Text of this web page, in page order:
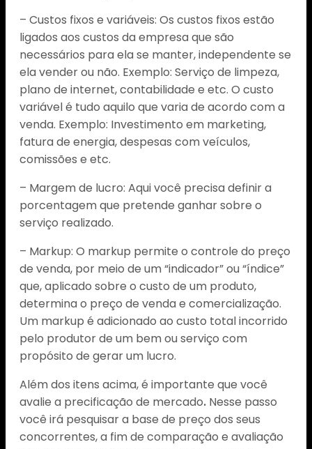
– Custos fixos e variáveis: Os custos fixos estão
ligados aos custos da empresa que são
necessários para ela se manter, independente se
ela vender ou não. Exemplo: Serviço de limpeza,
plano de internet, contabilidade e etc. O custo
variável é tudo aquilo que varia de acordo com a
venda. Exemplo: Investimento em marketing,
fatura de energia, despesas com veículos,
comissões e etc.
– Margem de lucro: Aqui você precisa definir a
porcentagem que pretende ganhar sobre o
serviço realizado.
– Markup: O markup permite o controle do preço
de venda, por meio de um “indicador” ou “índice”
que, aplicado sobre o custo de um produto,
determina o preço de venda e comercialização.
Um markup é adicionado ao custo total incorrido
pelo produtor de um bem ou serviço com
propósito de gerar um lucro.
Além dos itens acima, é importante que você
avalie a precificação de mercado. Nesse passo
você irá pesquisar a base de preço dos seus
concorrentes, a fim de comparação e avaliação